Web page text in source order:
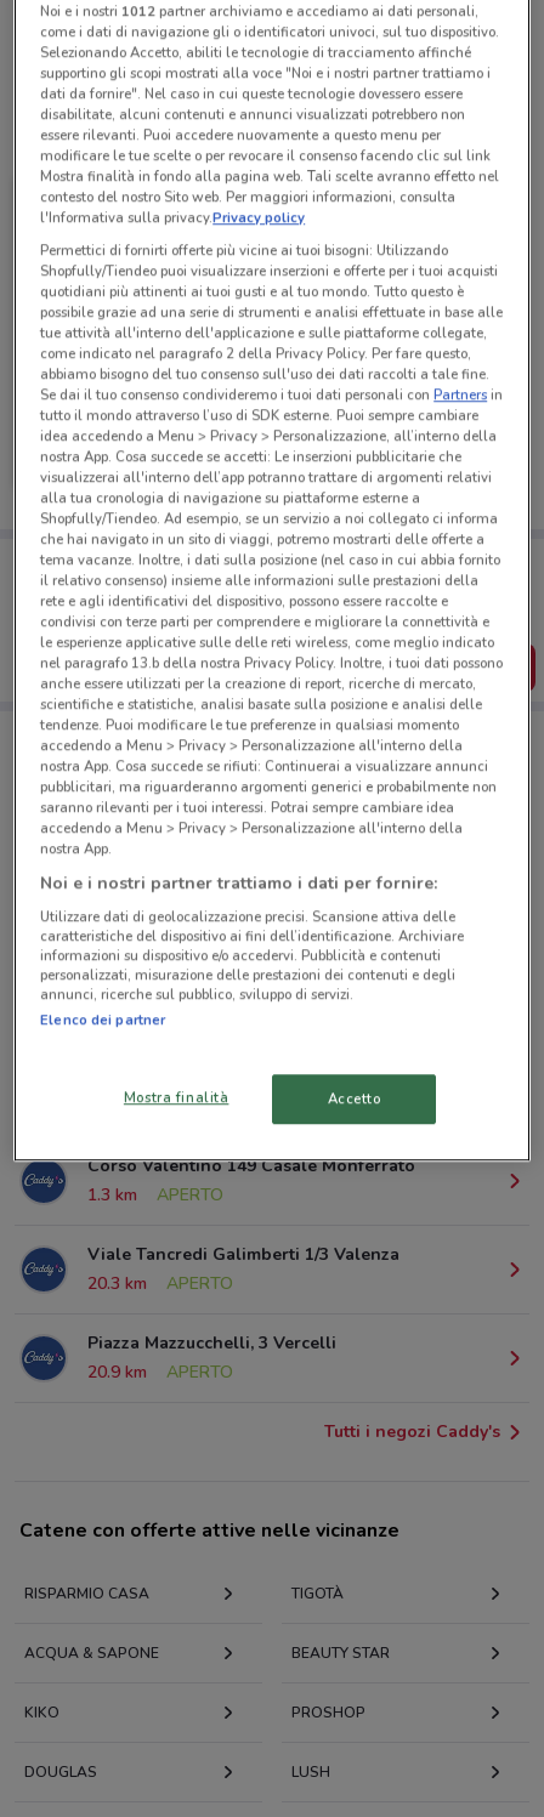
CADDY'S CASALE MONFERRATO 5 CALCUTTA / c /
o Centro Comm. The Citadel
Tutte le promozioni di questo negozio
Caddy's
Scade il 31/08 50 m
Porta DoveConviene sempre con te!
Puoi trovare le migliori offerte dei negozi vicino a te,
salvarle e creare la tua lista del risparmio, comodamente
dal tuo cellulare.
SCARICA L’APP
Negozi Caddy's a Casale Monferrato
© MapTiler © OpenStreetMap contributors
Piazza Mazzini, 7 Casale Monferrato
50 m
APERTO
Corso Luigi Manacorda, 36/38 Casale Monferrato
494 m
APERTO
Corso Valentino 149 Casale Monferrato
1.3 km
APERTO
Viale Tancredi Galimberti 1/3 Valenza
20.3 km
APERTO
Piazza Mazzucchelli, 3 Vercelli
20.9 km
APERTO
Tutti i negozi Caddy's
Catene con offerte attive nelle vicinanze
RISPARMIO CASA TIGOTÀ
ACQUA & SAPONE BEAUTY STAR
KIKO PROSHOP
DOUGLAS LUSH
Noi e i nostri 1012partner archiviamo e accediamo ai dati personali,
come i dati di navigazione gli o identificatori univoci, sul tuo dispositivo.
Selezionando Accetto, abiliti le tecnologie di tracciamento affinché
supportino gli scopi mostrati alla voce "Noi e i nostri partner trattiamo i
dati da fornire". Nel caso in cui queste tecnologie dovessero essere
disabilitate, alcuni contenuti e annunci visualizzati potrebbero non
essere rilevanti. Puoi accedere nuovamente a questo menu per
modificare le tue scelte o per revocare il consenso facendo clic sul link
Mostra finalità in fondo alla pagina web. Tali scelte avranno effetto nel
contesto del nostro Sito web. Per maggiori informazioni, consulta
l'Informativa sulla privacy.Privacy policy
Permettici di fornirti offerte più vicine ai tuoi bisogni: Utilizzando
Shopfully/Tiendeo puoi visualizzare inserzioni e offerte per i tuoi acquisti
quotidiani più attinenti ai tuoi gusti e al tuo mondo. Tutto questo è
possibile grazie ad una serie di strumenti e analisi effettuate in base alle
tue attività all'interno dell'applicazione e sulle piattaforme collegate,
come indicato nel paragrafo 2 della Privacy Policy. Per fare questo,
abbiamo bisogno del tuo consenso sull'uso dei dati raccolti a tale fine.
Se dai il tuo consenso condivideremo i tuoi dati personali conPartnersin
tutto il mondo attraverso l’uso di SDK esterne. Puoi sempre cambiare
idea accedendo a Menu > Privacy > Personalizzazione, all’interno della
nostra App. Cosa succede se accetti: Le inserzioni pubblicitarie che
visualizzerai all'interno dell’app potranno trattare di argomenti relativi
alla tua cronologia di navigazione su piattaforme esterne a
Shopfully/Tiendeo. Ad esempio, se un servizio a noi collegato ci informa
che hai navigato in un sito di viaggi, potremo mostrarti delle offerte a
tema vacanze. Inoltre, i dati sulla posizione (nel caso in cui abbia fornito
il relativo consenso) insieme alle informazioni sulle prestazioni della
rete e agli identificativi del dispositivo, possono essere raccolte e
condivisi con terze parti per comprendere e migliorare la connettività e
le esperienze applicative sulle delle reti wireless, come meglio indicato
nel paragrafo 13.b della nostra Privacy Policy. Inoltre, i tuoi dati possono
anche essere utilizzati per la creazione di report, ricerche di mercato,
scientifiche e statistiche, analisi basate sulla posizione e analisi delle
tendenze. Puoi modificare le tue preferenze in qualsiasi momento
accedendo a Menu > Privacy > Personalizzazione all'interno della
nostra App. Cosa succede se rifiuti: Continuerai a visualizzare annunci
pubblicitari, ma riguarderanno argomenti generici e probabilmente non
saranno rilevanti per i tuoi interessi. Potrai sempre cambiare idea
accedendo a Menu > Privacy > Personalizzazione all'interno della
nostra App.
Noi e i nostri partner trattiamo i dati per fornire:
Utilizzare dati di geolocalizzazione precisi. Scansione attiva delle
caratteristiche del dispositivo ai fini dell’identificazione. Archiviare
informazioni su dispositivo e/o accedervi. Pubblicità e contenuti
personalizzati, misurazione delle prestazioni dei contenuti e degli
annunci, ricerche sul pubblico, sviluppo di servizi.
Elenco dei partner
Mostra finalità Accetto